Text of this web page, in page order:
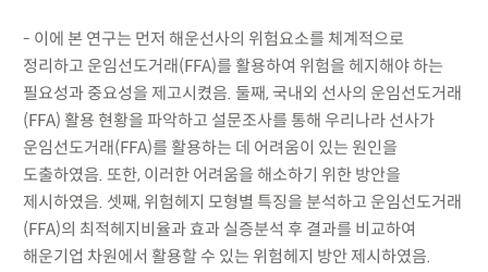
- 이에 본 연구는 먼저 해운선사의 위험요소를 체계적으로
정리하고 운임선도거래(FFA)를 활용하여 위험을 헤지해야 하는
필요성과 중요성을 제고시켰음. 둘째, 국내외 선사의 운임선도거래
(FFA) 활용 현황을 파악하고 설문조사를 통해 우리나라 선사가
운임선도거래(FFA)를 활용하는 데 어려움이 있는 원인을
도출하였음. 또한, 이러한 어려움을 해소하기 위한 방안을
제시하였음. 셋째, 위험헤지 모형별 특징을 분석하고 운임선도거래
(FFA)의 최적헤지비율과 효과 실증분석 후 결과를 비교하여
해운기업 차원에서 활용할 수 있는 위험헤지 방안 제시하였음.